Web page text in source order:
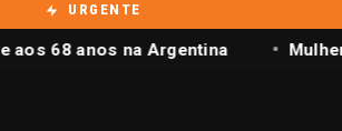
URGENTE
aos 68 anos na Argentina